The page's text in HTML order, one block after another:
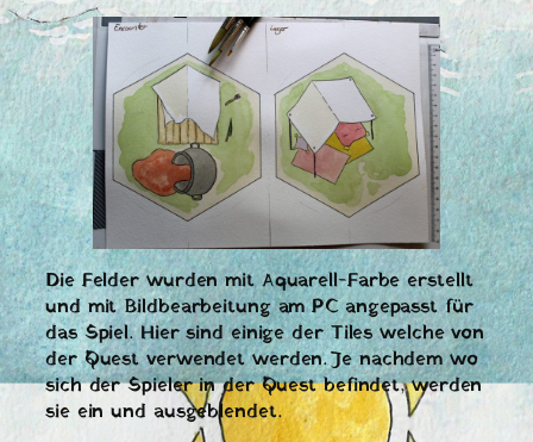
Die Felder wurden mit Aquarell-Farbe erstellt
und mit Bildbearbeitung am PC angepasst für
das Spiel. Hier sind einige der Tiles welche von
der Quest verwendet werden. Je nachdem wo
sich der Spieler in der Quest befindet, werden
sie ein und ausgeblendet.